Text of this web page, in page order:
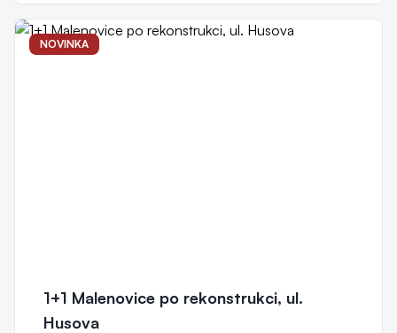
NOVINKA
1+1 Malenovice po rekonstrukci, ul.
Husova